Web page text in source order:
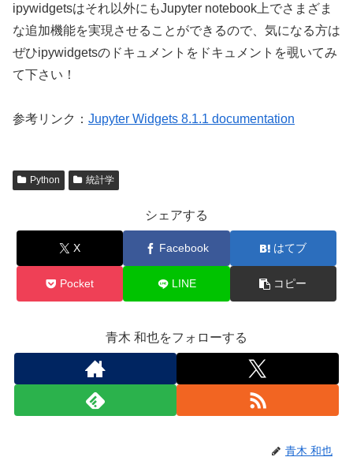
ipywidgetsはそれ以外にもJupyter notebook上でさまざま
な追加機能を実現させることができるので、気になる方は
ぜひipywidgetsのドキュメントをドキュメントを覗いてみ
て下さい！
参考リンク： Jupyter Widgets 8.1.1 documentation
Python 統計学
シェアする
X Facebook はてブ
Pocket LINE コピー
青木 和也をフォローする
青木 和也